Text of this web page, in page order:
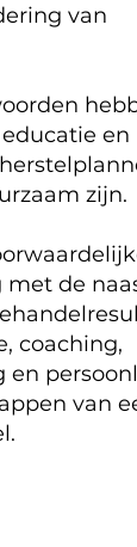
van
en
zijn.
de
coaching,
en
van